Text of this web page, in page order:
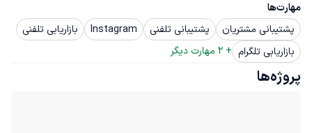
مهارت‌ها
پشتیبانی مشتریان
پشتیبانی تلفنی Instagram
بازاریابی تلفنی
بازاریابی تلگرام +
2 مهارت دیگر
پروژه‌ها